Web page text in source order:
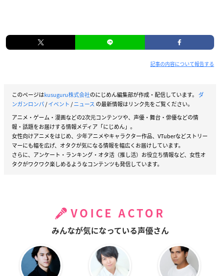
記事の内容について報告する
このページはkusuguru株式会社のにじめん編集部が作成・配信しています。 ダ
ンガンロンパ/イベント /ニュース の最新情報はリンク先をご覧ください。
アニメ・ゲーム・漫画などの2次元コンテンツや、声優・舞台・俳優などの情
報・話題をお届けする情報メディア「にじめん」。
女性向けアニメをはじめ、少年アニメやキャラクター作品、VTuberなどストリー
マーにも幅を広げ、オタクが気になる情報を幅広くお届けしています。
さらに、アンケート・ランキング・オタ活（推し活）お役立ち情報など、女性オ
タクがワクワク楽しめるようなコンテンツも発信しています。
VOICE ACTOR
みんなが気になっている声優さん